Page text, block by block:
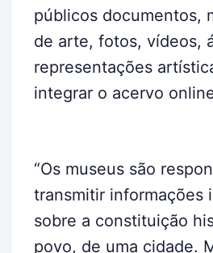
públicos documentos,
de arte, fotos, vídeos,
representações
integrar o acervo
“Os museus são
transmitir informações
sobre a constituição
povo, de uma cidade.